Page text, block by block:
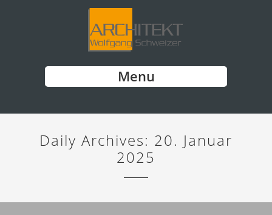
Menu
Daily Archives: 20. Januar
2025